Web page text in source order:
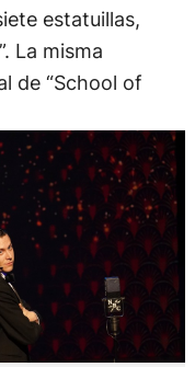
estatuillas,
La misma
de “School of